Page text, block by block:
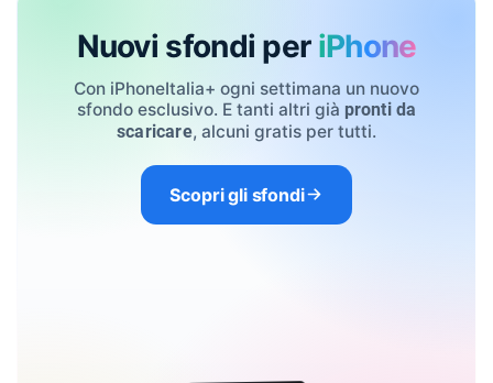
Nuovi sfondi per iPhone
Con iPhoneItalia+ ogni settimana un nuovo
sfondo esclusivo. E tanti altri già pronti da
scaricare, alcuni gratis per tutti.
Scopri gli sfondi